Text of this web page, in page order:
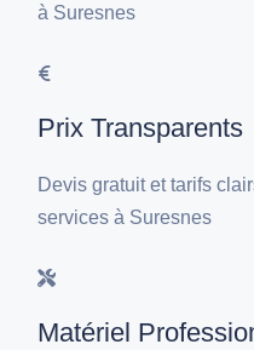
à Suresnes
Prix Transparents
Devis gratuit et tarifs
services à Suresnes
Matériel